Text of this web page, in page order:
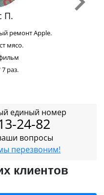
П.
ремонт Apple.
мясо.
раз.
единый номер
24-82
вопросы
перезвоним!
клиентов